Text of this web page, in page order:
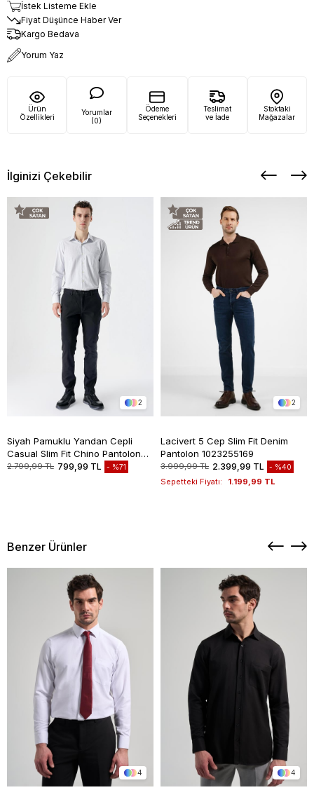
İstek Listeme Ekle
Fiyat Düşünce Haber Ver
Kargo Bedava
Yorum Yaz
Ürün
Özellikleri
Yorumlar
(0)
Ödeme
Seçenekleri
Teslimat
ve İade
Stoktaki
Mağazalar
İlginizi Çekebilir
2
Siyah Pamuklu Yandan Cepli
Casual Slim Fit Chino Pantolon
1003235117
2.799,99 TL 799,99 TL %71
2
Lacivert 5 Cep Slim Fit Denim
Pantolon 1023255169
3.999,99 TL 2.399,99 TL %40
Sepetteki Fiyatı: 1.199,99 TL
Benzer Ürünler
4 4